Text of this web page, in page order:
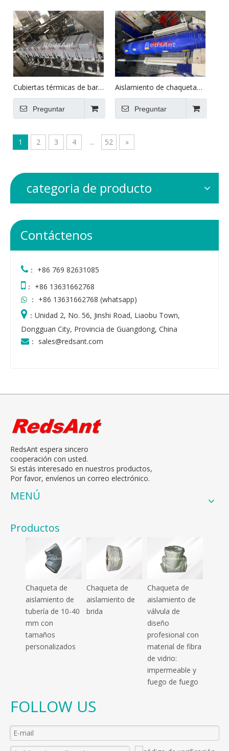
Cubiertas térmicas de barril
extrusor
Preguntar
Aislamiento de chaqueta
térmica de alta calidad
para cilindro de máquina
de moldeo por inyección
Preguntar
1 2 3 4 ... 52 »
categoria de producto
Contáctenos
 ： +86 769 82631085
： +86 13631662768
 ： +86 13631662768 (whatsapp)
 ： Unidad 2, No. 56, Jinshi Road, Liaobu Town,
Dongguan City, Provincia de Guangdong, China
 ： sales@redsant.com
RedsAnt espera sincero
cooperación con usted.
Si estás interesado en nuestros productos,
Por favor, envíenos un correo electrónico.
MENÚ
Productos
Chaqueta de
aislamiento de
tubería de 10-40
mm con
tamaños
personalizados
Chaqueta de
aislamiento de
brida
Chaqueta de
aislamiento de
válvula de
diseño
profesional con
material de fibra
de vidrio:
impermeable y
fuego de fuego
FOLLOW US